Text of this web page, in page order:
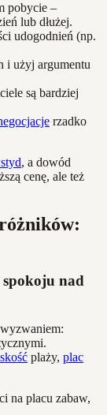
pobycie –
lub dłużej.
udogodnień (np.
i użyj argumentu
są bardziej
rzadko
, a dowód
cenę, ale też
spokoju nad
plaży, plac